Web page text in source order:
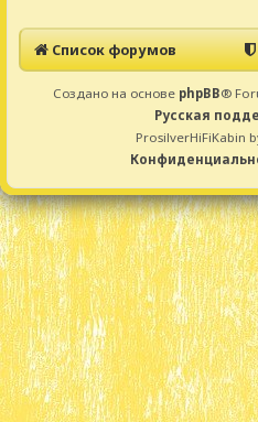
Список форумов
Создано на основе phpBB®
Русская
ProsilverHiFiKabin